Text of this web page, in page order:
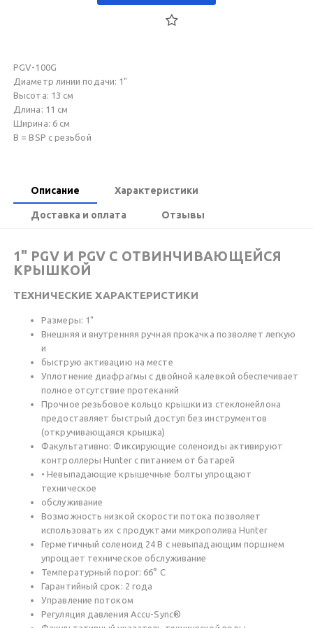
PGV-100G
Диаметр линии подачи: 1"
Высота: 13 см
Длина: 11 см
Ширина: 6 см
B = BSP с резьбой
Описание Характеристики
Доставка и оплата Отзывы
1" PGV И PGV С ОТВИНЧИВАЮЩЕЙСЯ
КРЫШКОЙ
ТЕХНИЧЕСКИЕ ХАРАКТЕРИСТИКИ
Размеры: 1"
Внешняя и внутренняя ручная прокачка позволяет легкую
и
быструю активацию на месте
Уплотнение диафрагмы с двойной калевкой обеспечивает
полное отсутствие протеканий
Прочное резьбовое кольцо крышки из стеклонейлона
предоставляет быстрый доступ без инструментов
(откручивающаяся крышка)
Факультативно: Фиксирующие соленоиды активируют
контроллеры Hunter с питанием от батарей
• Невыпадающие крышечные болты упрощают
техническое
обслуживание
Возможность низкой скорости потока позволяет
использовать их c продуктами микрополива Hunter
Герметичный соленоид 24 В с невыпадающим поршнем
упрощает техническое обслуживание
Температурный порог: 66° C
Гарантийный срок: 2 года
Управление потоком
Регуляция давления Accu-Sync®